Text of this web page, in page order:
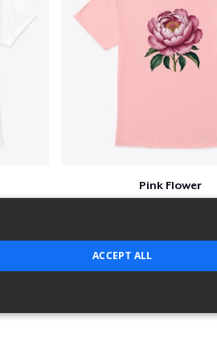
Pink Flower
ACCEPT ALL